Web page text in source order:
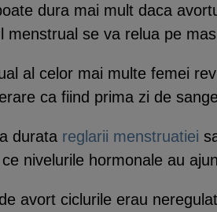
dura mai mult daca
menstrual se va relua pe
al celor mai multe femei
ca fiind prima zi de
durata reglarii menstruatiei
nivelurile hormonale au
avort ciclurile erau